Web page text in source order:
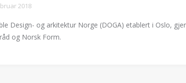
2018
Design- og arkitektur Norge (DOGA) etablert i Oslo,
og Norsk Form.